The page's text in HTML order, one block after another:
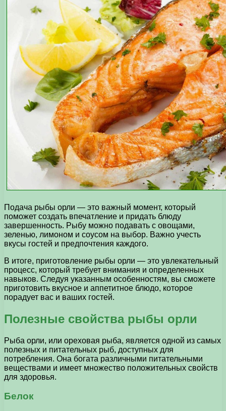
Подача рыбы орли — это важный момент, который
поможет создать впечатление и придать блюду
завершенность. Рыбу можно подавать с овощами,
зеленью, лимоном и соусом на выбор. Важно учесть
вкусы гостей и предпочтения каждого.
В итоге, приготовление рыбы орли — это увлекательный
процесс, который требует внимания и определенных
навыков. Следуя указанным особенностям, вы сможете
приготовить вкусное и аппетитное блюдо, которое
порадует вас и ваших гостей.
Полезные свойства рыбы орли
Рыба орли, или ореховая рыба, является одной из самых
полезных и питательных рыб, доступных для
потребления. Она богата различными питательными
веществами и имеет множество положительных свойств
для здоровья.
Белок